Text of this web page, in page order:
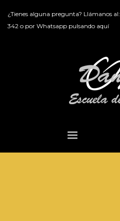
¿Tienes alguna pregunta? Llámanos al:
342 o por Whatsapp pulsando aquí